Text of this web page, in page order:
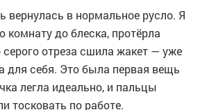
вернулась в нормальное русло. Я
до блеска, протёрла
отреза сшила жакет — уже
для себя. Это была первая вещь
легла идеально, и пальцы
тосковать по работе.